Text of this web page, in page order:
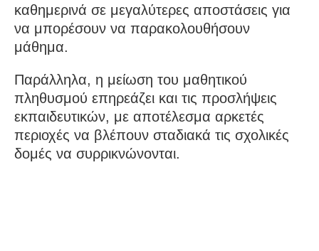
καθημερινά σε μεγαλύτερες αποστάσεις για
να μπορέσουν να παρακολουθήσουν
μάθημα.
Παράλληλα, η μείωση του μαθητικού
πληθυσμού επηρεάζει και τις προσλήψεις
εκπαιδευτικών, με αποτέλεσμα αρκετές
περιοχές να βλέπουν σταδιακά τις σχολικές
δομές να συρρικνώνονται.